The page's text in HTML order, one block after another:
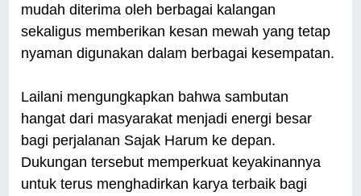
mudah diterima oleh berbagai kalangan
sekaligus memberikan kesan mewah yang tetap
nyaman digunakan dalam berbagai kesempatan.
Lailani mengungkapkan bahwa sambutan
hangat dari masyarakat menjadi energi besar
bagi perjalanan Sajak Harum ke depan.
Dukungan tersebut memperkuat keyakinannya
untuk terus menghadirkan karya terbaik bagi